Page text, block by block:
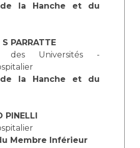
au Laboratoire de Biologie
Pathologiques
au Laboratoire d'Infectiologie
Maladies Rares
la Hanche et du
PARRATTE
des Universités -
la Hanche et du
PINELLI
Membre Inférieur